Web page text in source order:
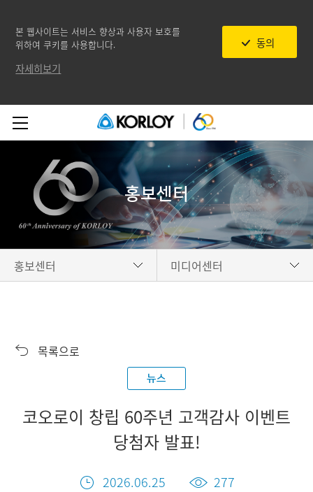
본 웹사이트는 서비스 향상과 사용자 보호를
위하여 쿠키를 사용합니다.
동의
자세히보기
홍보센터
홍보센터
다운로드
미디어센터
목록으로
뉴스
코오로이 창립 60주년 고객감사 이벤트
당첨자 발표!
2026.06.25 277